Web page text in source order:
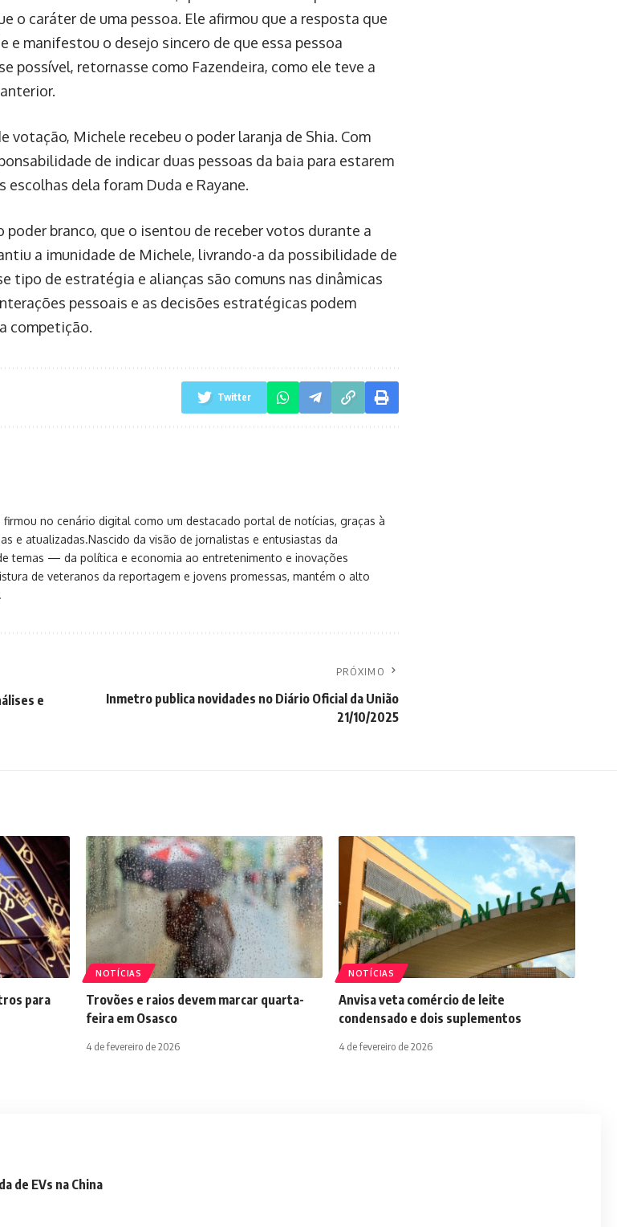
o caráter de uma pessoa. Ele afirmou que a resposta que
e manifestou o desejo sincero de que essa pessoa
possível, retornasse como Fazendeira, como ele teve a
votação, Michele recebeu o poder laranja de Shia. Com
de indicar duas pessoas da baia para estarem
escolhas dela foram Duda e Rayane.
poder branco, que o isentou de receber votos durante a
a imunidade de Michele, livrando-a da possibilidade de
tipo de estratégia e alianças são comuns nas dinâmicas
pessoais e as decisões estratégicas podem
competição.
Twitter
firmou no cenário digital como um destacado portal de notícias, graças à
e atualizadas.Nascido da visão de jornalistas e entusiastas da
temas — da política e economia ao entretenimento e inovações
de veteranos da reportagem e jovens promessas, mantém o alto
e
PRÓXIMO
Inmetro publica novidades no Diário Oficial da União
21/10/2025
para
NOTÍCIAS
Trovões e raios devem marcar quarta-
feira em Osasco
4 de fevereiro de 2026
NOTÍCIAS
Anvisa veta comércio de leite
condensado e dois suplementos
4 de fevereiro de 2026
de EVs na China